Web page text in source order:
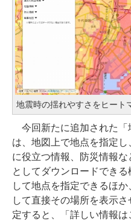
地震時の揺れやすさをヒート
今回新たに追加された「
は、地図上で地点を指定
に役立つ情報、防災情報
としてダウンロードでき
して地点を指定できるほ
して直接その場所を表示
定すると、「詳しい情報